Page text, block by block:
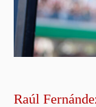
Raúl